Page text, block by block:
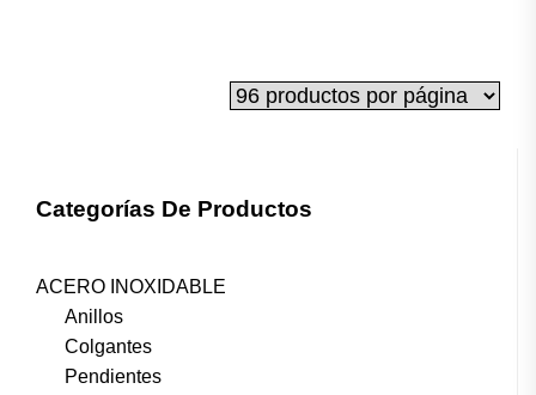
Categorías De Productos
ACERO INOXIDABLE
Anillos
Colgantes
Pendientes